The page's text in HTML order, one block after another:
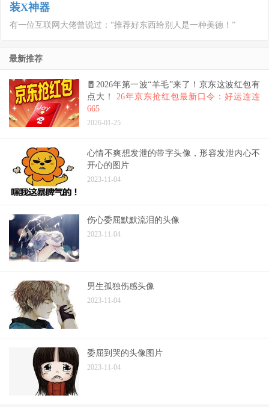
装X神器
有一位互联网大佬曾说过：“推荐好东西给别人是一种美德！”
最新推荐
🧧2026年第一波“羊毛”来了！京东这波红包有
点大！ 26年京东抢红包最新口令：好运连连
665
2026-01-25
心情不爽想发泄的带字头像，形容发泄内心不
开心的图片
2023-11-04
伤心委屈默默流泪的头像
2023-11-04
男生孤独伤感头像
2023-11-04
委屈到哭的头像图片
2023-11-04